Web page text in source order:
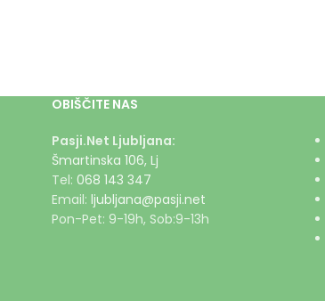
OBIŠČITE NAS
Pasji.Net Ljubljana:
Šmartinska 106, Lj
Tel: 068 143 347
Email: ljubljana@pasji.net
Pon-Pet: 9-19h, Sob:9-13h